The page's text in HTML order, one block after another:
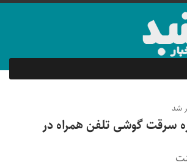
شد
به ۱۴ فقره سرقت گوشی تلفن همراه در